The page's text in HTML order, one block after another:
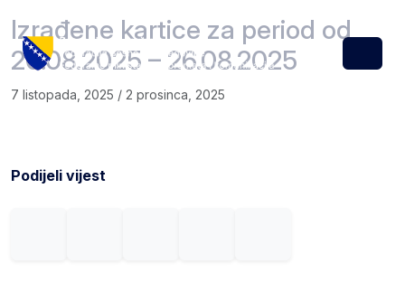
Menu
Izrađene kartice za period od
20.08.2025 – 26.08.2025
7 listopada, 2025 / 2 prosinca, 2025
Podijeli vijest